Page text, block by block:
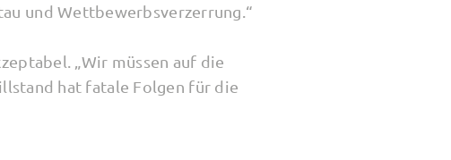
und Wettbe­werbs­verzerr­ung.“
„Wir müssen auf die
hat fatale Folgen für die